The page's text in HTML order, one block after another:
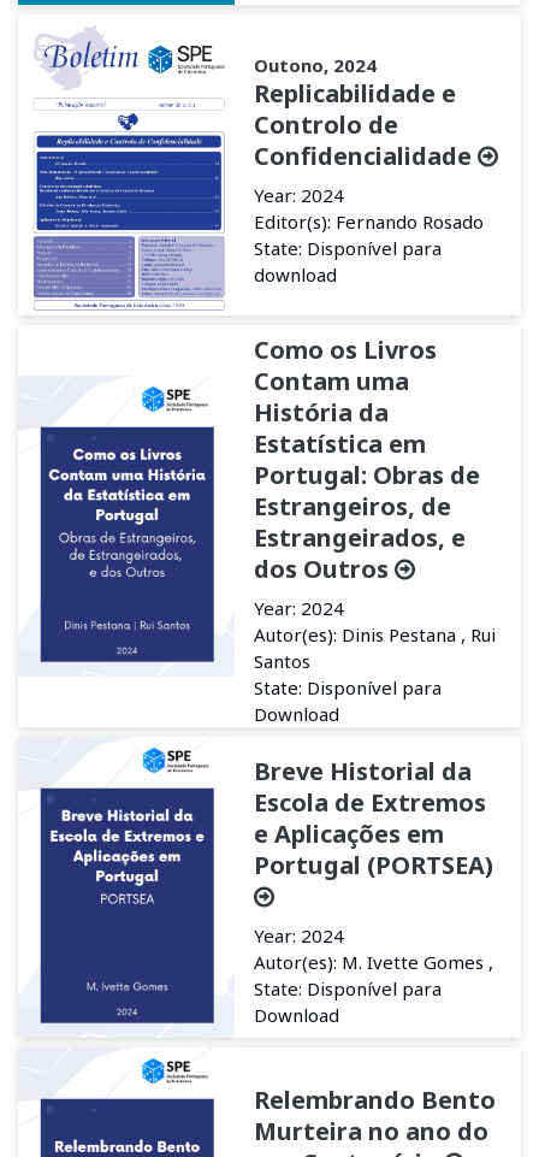
Outono, 2024
Replicabilidade e
Controlo de
Confidencialidade
Year: 2024
Editor(s): Fernando Rosado
State: Disponível para
download
Como os Livros
Contam uma
História da
Estatística em
Portugal: Obras de
Estrangeiros, de
Estrangeirados, e
dos Outros
Year: 2024
Autor(es): Dinis Pestana , Rui
Santos
State: Disponível para
Download
Breve Historial da
Escola de Extremos
e Aplicações em
Portugal (PORTSEA)
Year: 2024
Autor(es): M. Ivette Gomes ,
State: Disponível para
Download
Relembrando Bento
Murteira no ano do